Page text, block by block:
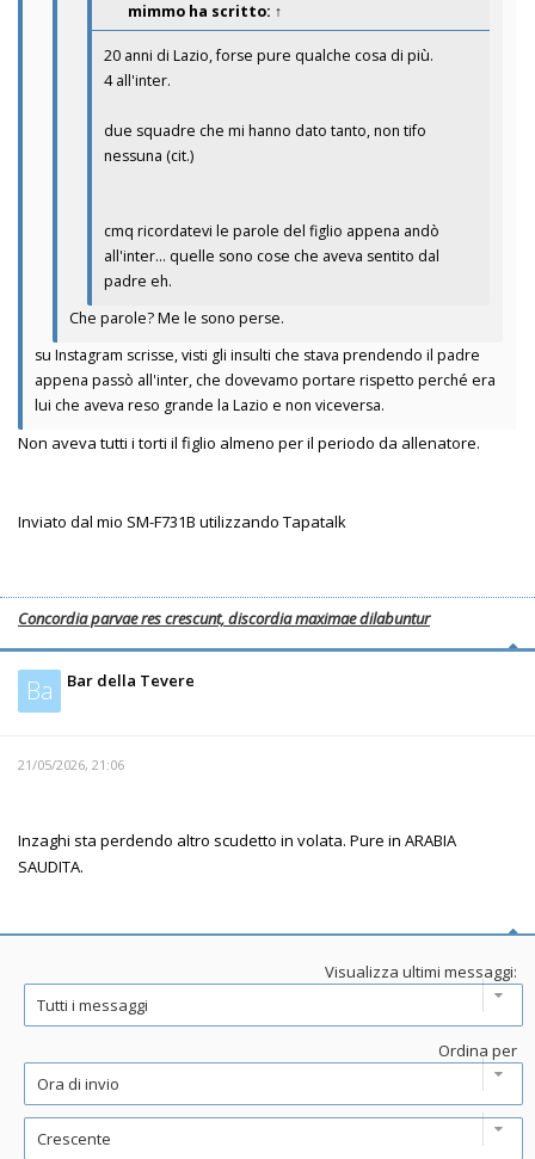
mimmo ha scritto: ↑
20 anni di Lazio, forse pure qualche cosa di più.
4 all'inter.
due squadre che mi hanno dato tanto, non tifo
nessuna (cit.)
cmq ricordatevi le parole del figlio appena andò
all'inter... quelle sono cose che aveva sentito dal
padre eh.
Che parole? Me le sono perse.
su Instagram scrisse, visti gli insulti che stava prendendo il padre
appena passò all'inter, che dovevamo portare rispetto perché era
lui che aveva reso grande la Lazio e non viceversa.
Non aveva tutti i torti il figlio almeno per il periodo da allenatore.
Inviato dal mio SM-F731B utilizzando Tapatalk
Concordia parvae res crescunt, discordia maximae dilabuntur
Ba Bar della Tevere
21/05/2026, 21:06
Inzaghi sta perdendo altro scudetto in volata. Pure in ARABIA
SAUDITA.
Visualizza ultimi messaggi:
Ordina per